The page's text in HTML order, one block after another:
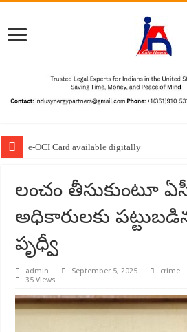
e-OCI Card available digitally
“Enjoying the nectar of Basavanna’s
లంచం తీసుకుంటూ
అధికారులకు
పృధ్వీ
admin September 5, 2025 crime
35 Views